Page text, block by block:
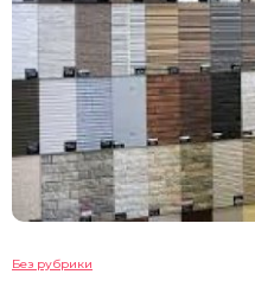
Без рубрики